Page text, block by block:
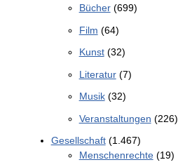
Bücher(699)
Film (64)
Kunst(32)
Literatur(7)
Musik(32)
Veranstaltungen (226)
Gesellschaft(1.467)
Menschenrechte(19)